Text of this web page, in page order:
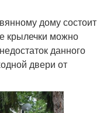
дому состоит
крылечки можно
данного
двери от